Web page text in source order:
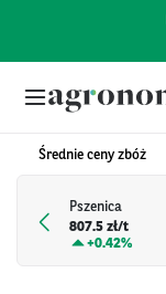
Średnie ceny zbóż
Pszenica
807.5 zł/t
+0.42%